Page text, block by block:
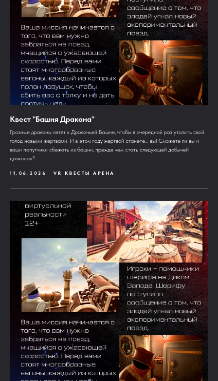
Квест "Башня Дракона"
Грозные драконы летят к Драконьей Башне, чтобы в очередной раз утолить свой
голод новыми жертвами. И в этом году жертвой станете… вы! Сможете ли вы и
ваши попутчики сбежать из башни, прежде чем стать следующей добычей
драконов?
11.06.2026 VR КВЕСТЫ АРЕНА